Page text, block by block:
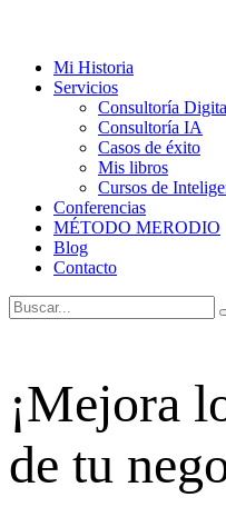
Mi Historia
Servicios
Consultoría
Consultoría IA
Casos de éxito
Mis libros
Cursos de
Conferencias
MÉTODO MERODIO
Blog
Contacto
¡Mejora
de tu